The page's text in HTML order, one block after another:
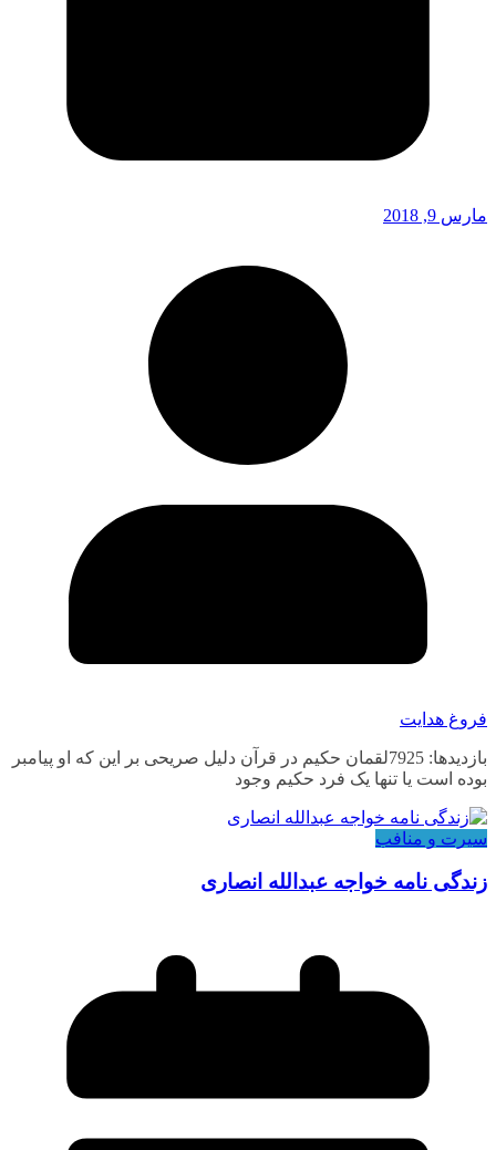
مارس 9, 2018
فروغ هدایت
بازدیدها: 7925لقمان حکیم در قرآن دلیل صریحی بر این که او پیامبر
بوده است یا تنها یک فرد حکیم وجود
سیرت و منافب
زندگی نامه خواجه عبدالله انصاری